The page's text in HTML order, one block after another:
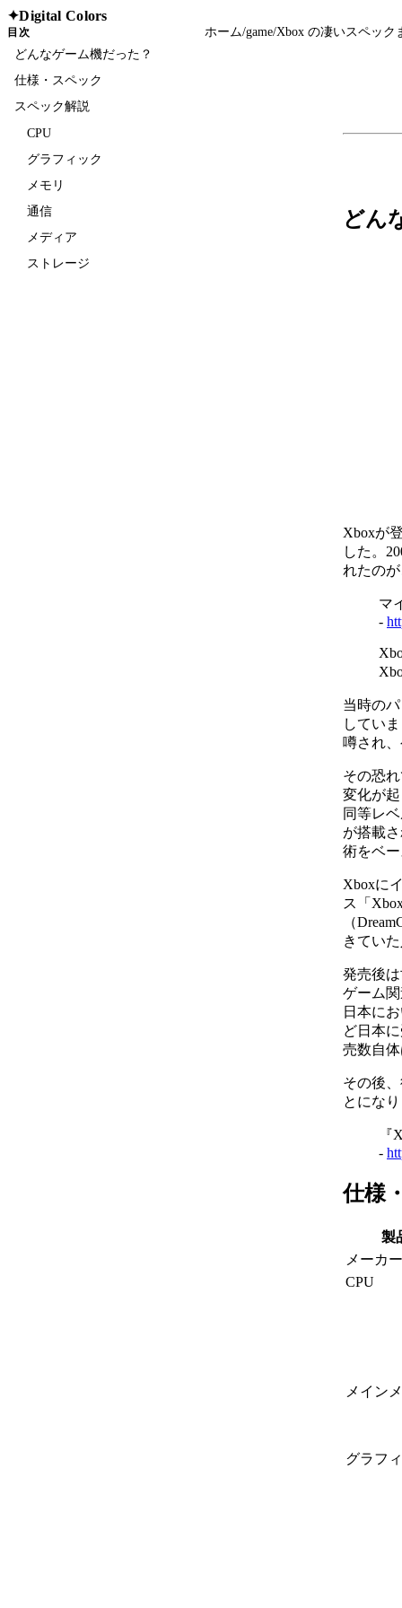
✦Digital Colors
目次
どんなゲーム機だった？
仕様・スペック
スペック解説
CPU
グラフィック
メモリ
通信
メディア
ストレージ
ホーム/game/Xbox の凄いスペック
どん
Xboxが
した。
れたのが
マ
-
当時の
してい
噂され
その恐
変化が
同等レ
が搭載
術をベー
Xboxに
ス「
（
きてい
発売後
ゲーム
日本に
ど日本
売数自体
その後
とになり
-
仕様
製
メーカー
CPU
メイン
グラフ